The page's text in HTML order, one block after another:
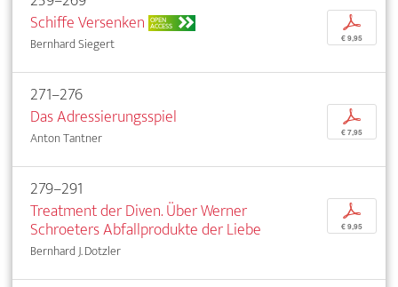
Schiffe Versenken OPEN
ACCESS
Bernhard Siegert
p
€ 9,95
271–276
Das Adressierungsspiel
Anton Tantner
p
€ 7,95
279–291
Treatment der Diven. Über Werner
Schroeters Abfallprodukte der Liebe
Bernhard J. Dotzler
p
€ 9,95